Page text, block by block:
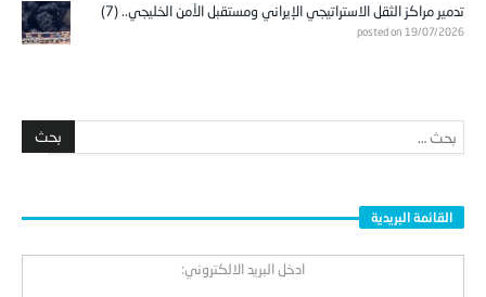
تدمير مراكز الثقل الاستراتيجي الإيراني ومستقبل الأمن الخليجي.. (7)
posted on 19/07/2026
القائمة البريدية
ادخل البريد الالكتروني: